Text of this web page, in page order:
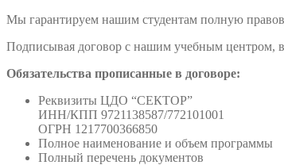
Мы гарантируем нашим студентам полную
Подписывая договор с нашим учебным центром,
Обязательства прописанные в договоре:
Реквизиты ЦДО “СЕКТОР”
ИНН/КПП 9721138587/772101001
ОГРН 1217700366850
Полное наименование и объем программы
Полный перечень документов